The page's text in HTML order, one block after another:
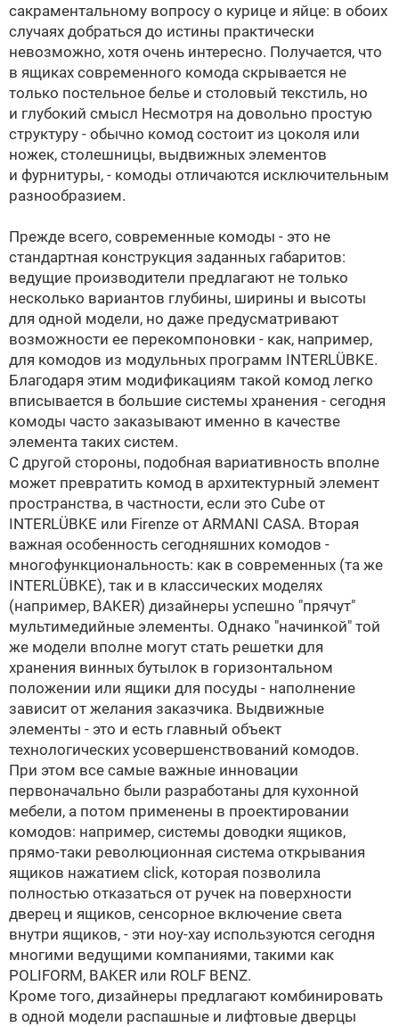
сакраментальному вопросу о курице и яйце: в обоих
случаях добраться до истины практически
невозможно, хотя очень интересно. Получается, что
в ящиках современного комода скрывается не
только постельное белье и столовый текстиль, но
и глубокий смысл Несмотря на довольно простую
структуру - обычно комод состоит из цоколя или
ножек, столешницы, выдвижных элементов
и фурнитуры, - комоды отличаются исключительным
разнообразием.
Прежде всего, современные комоды - это не
стандартная конструкция заданных габаритов:
ведущие производители предлагают не только
несколько вариантов глубины, ширины и высоты
для одной модели, но даже предусматривают
возможности ее перекомпоновки - как, например,
для комодов из модульных программ INTERLÜBKE.
Благодаря этим модификациям такой комод легко
вписывается в большие системы хранения - сегодня
комоды часто заказывают именно в качестве
элемента таких систем.
С другой стороны, подобная вариативность вполне
может превратить комод в архитектурный элемент
пространства, в частности, если это Cube от
INTERLÜBKE или Firenze от ARMANI CASA. Вторая
важная особенность сегодняшних комодов -
многофункциональность: как в современных (та же
INTERLÜBKE), так и в классических моделях
(например, BAKER) дизайнеры успешно "прячут"
мультимедийные элементы. Однако "начинкой" той
же модели вполне могут стать решетки для
хранения винных бутылок в горизонтальном
положении или ящики для посуды - наполнение
зависит от желания заказчика. Выдвижные
элементы - это и есть главный объект
технологических усовершенствований комодов.
При этом все самые важные инновации
первоначально были разработаны для кухонной
мебели, а потом применены в проектировании
комодов: например, системы доводки ящиков,
прямо-таки революционная система открывания
ящиков нажатием click, которая позволила
полностью отказаться от ручек на поверхности
дверец и ящиков, сенсорное включение света
внутри ящиков, - эти ноу-хау используются сегодня
многими ведущими компаниями, такими как
POLIFORM, BAKER или ROLF BENZ.
Кроме того, дизайнеры предлагают комбинировать
в одной модели распашные и лифтовые дверцы